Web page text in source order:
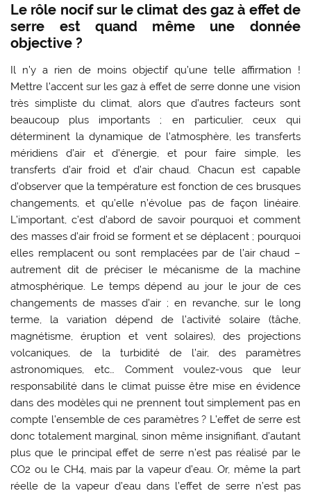
Le rôle nocif sur le climat des gaz à effet de
serre est quand même une donnée
objective ?
Il n’y a rien de moins objectif qu’une telle affirmation !
Mettre l’accent sur les gaz à effet de serre donne une vision
très simpliste du climat, alors que d’autres facteurs sont
beaucoup plus importants ; en particulier, ceux qui
déterminent la dynamique de l’atmosphère, les transferts
méridiens d’air et d’énergie, et pour faire simple, les
transferts d’air froid et d’air chaud. Chacun est capable
d’observer que la température est fonction de ces brusques
changements, et qu’elle n’évolue pas de façon linéaire.
L’important, c’est d’abord de savoir pourquoi et comment
des masses d’air froid se forment et se déplacent ; pourquoi
elles remplacent ou sont remplacées par de l’air chaud –
autrement dit de préciser le mécanisme de la machine
atmosphérique. Le temps dépend au jour le jour de ces
changements de masses d’air ; en revanche, sur le long
terme, la variation dépend de l’activité solaire (tâche,
magnétisme, éruption et vent solaires), des projections
volcaniques, de la turbidité de l’air, des paramètres
astronomiques, etc… Comment voulez-vous que leur
responsabilité dans le climat puisse être mise en évidence
dans des modèles qui ne prennent tout simplement pas en
compte l’ensemble de ces paramètres ? L’effet de serre est
donc totalement marginal, sinon même insignifiant, d’autant
plus que le principal effet de serre n’est pas réalisé par le
CO2 ou le CH4, mais par la vapeur d’eau. Or, même la part
réelle de la vapeur d’eau dans l’effet de serre n’est pas